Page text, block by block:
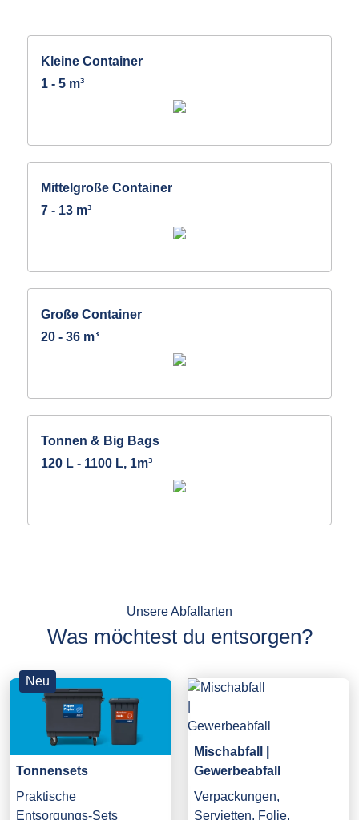
Kleine Container
1 - 5 m³
Mittelgroße Container
7 - 13 m³
Große Container
20 - 36 m³
Tonnen & Big Bags
120 L - 1100 L, 1m³
Unsere Abfallarten
Was möchtest du entsorgen?
Neu
Tonnensets
Praktische
Entsorgungs-Sets
Mischabfall |
Gewerbeabfall
Verpackungen,
Servietten, Folie,